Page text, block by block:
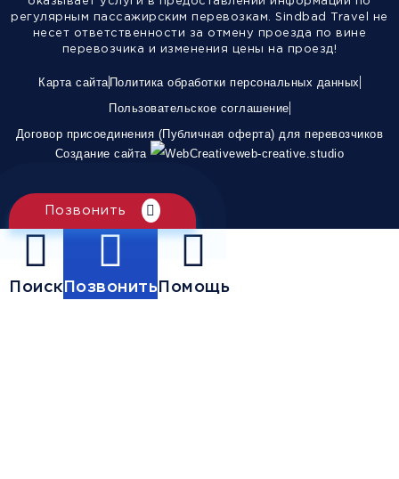
регулярным пассажирским перевозкам. Sindbad Travel не
несет ответственности за отмену проезда по вине
перевозчика и изменения цены на проезд!
Карта сайта Политика обработки персональных данных
Пользовательское соглашение
Договор присоединения (Публичная оферта) для перевозчиков
Создание сайта
web-creative.studio
Позвонить
ПоискПозвонитьПомощь